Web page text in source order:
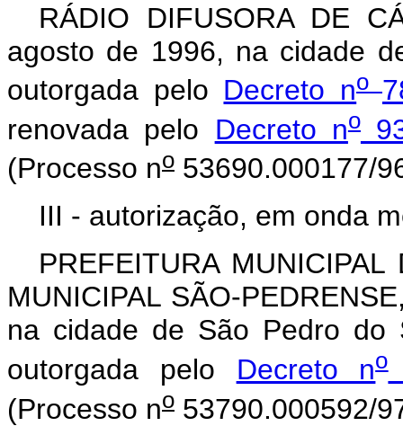
RÁDIO DIFUSORA DE
agosto de 1996, na cidade
outorgada pelo Decreto no
renovada pelo Decreto no
(Processo no 53690.000177/
III - autorização, em onda
PREFEITURA
MUNICIPAL SÃO-
na cidade de São Pedro do
outorgada pelo Decreto no
(Processo no 53790.000592/